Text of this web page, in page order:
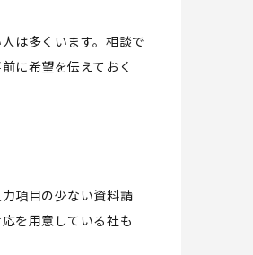
は多くいます。相談で
に希望を伝えておく
項目の少ない資料請
を用意している社も